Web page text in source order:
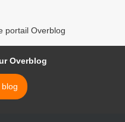
portail Overblog
Overblog